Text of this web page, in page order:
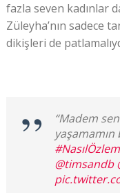
fazla seven kadınlar
Züleyha’nın sadece
dikişleri de
“Madem
yaşamamın
@timsandb